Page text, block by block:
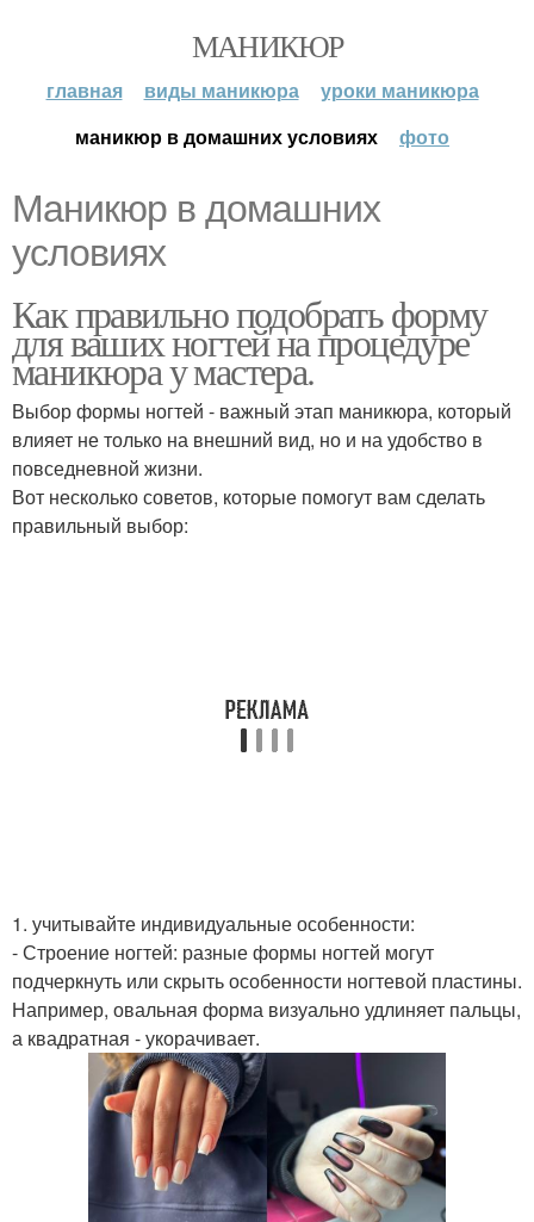
МАНИКЮР
главная виды маникюра
уроки маникюра
маникюр в домашних условиях
фото
Маникюр в домашних
условиях
Как правильно подобрать форму
для ваших ногтей на процедуре
маникюра у мастера.
Выбор формы ногтей - важный этап маникюра, который
влияет не только на внешний вид, но и на удобство в
повседневной жизни.
Вот несколько советов, которые помогут вам сделать
правильный выбор:
1. учитывайте индивидуальные особенности:
- Строение ногтей: разные формы ногтей могут
подчеркнуть или скрыть особенности ногтевой пластины.
Например, овальная форма визуально удлиняет пальцы,
а квадратная - укорачивает.